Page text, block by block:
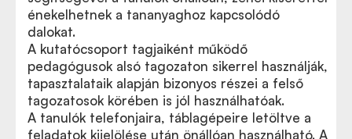
énekelhetnek a tananyaghoz kapcsolódó
dalokat.
A kutatócsoport tagjaiként működő
pedagógusok alsó tagozaton sikerrel használják,
tapasztalataik alapján bizonyos részei a felső
tagozatosok körében is jól használhatóak.
A tanulók telefonjaira, táblagépeire letöltve a
feladatok kijelölése után önállóan használható. A